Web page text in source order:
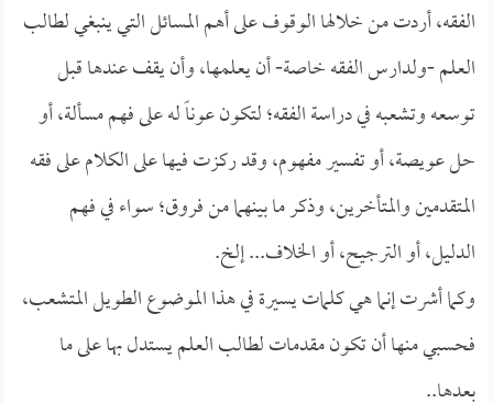
الفقه، أردت من خلالها الوقوف على أهم المسائل التي ينبغي لطالب
العلم -ولدارس الفقه خاصة- أن يعلمها، وأن يقف عندها قبل
توسعه وتشعبه في دراسة الفقه؛ لتكون عوناً له على فهم مسألة، أو
حل عويصة، أو تفسير مفهوم، وقد ركزت فيها على الكلام على فقه
المتقدمين والمتأخرين، وذكر ما بينهما من فروق؛ سواء في فهم
الدليل، أو الترجيح، أو الخلاف... إلخ.
وكما أشرت إنما هي كلمات يسيرة في هذا الموضوع الطويل المتشعب،
فحسبي منها أن تكون مقدمات لطالب العلم يستدل بها على ما
بعدها..